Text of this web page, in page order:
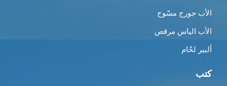
الأب جورج مسّوح
الأب الياس مرقص
ألبير لحّام
كتب